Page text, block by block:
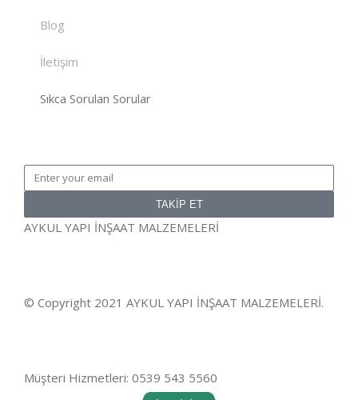
Blog
İletişim
Sıkca Sorulan Sorular
TAKİP ET
AYKUL YAPI İNŞAAT MALZEMELERİ
© Copyright 2021 AYKUL YAPI İNŞAAT MALZEMELERİ.
Müşteri Hizmetleri: 0539 543 5560